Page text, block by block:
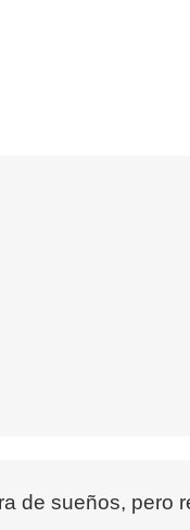
de sueños, pero